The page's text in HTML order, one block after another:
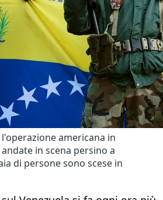
americana in
in scena persino a
di persone sono scese in